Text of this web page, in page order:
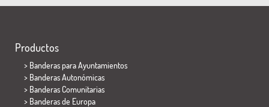
Productos
> Banderas para Ayuntamientos
> Banderas Autonómicas
> Banderas Comunitarias
> Banderas de Europa